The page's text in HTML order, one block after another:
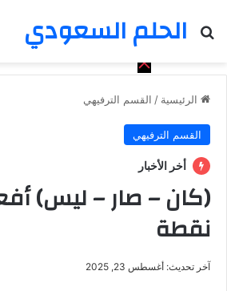
الحلم السعودي
بحث عن
الرئيسية / القسم الترفيهي
القسم الترفيهي
أخر الأخبار
نقطة
آخر تحديث: أغسطس 23, 2025